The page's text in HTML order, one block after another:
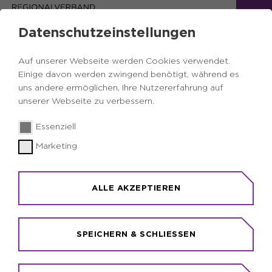
Das Ruhrparlament: deine
direkte Verbindung zur
Regionalpolitik
Datenschutzeinstellungen
Auf unserer Webseite werden Cookies verwendet.
Einige davon werden zwingend benötigt, während es
uns andere ermöglichen, Ihre Nutzererfahrung auf
unserer Webseite zu verbessern.
Essenziell
Marketing
ALLE AKZEPTIEREN
SPEICHERN & SCHLIESSEN